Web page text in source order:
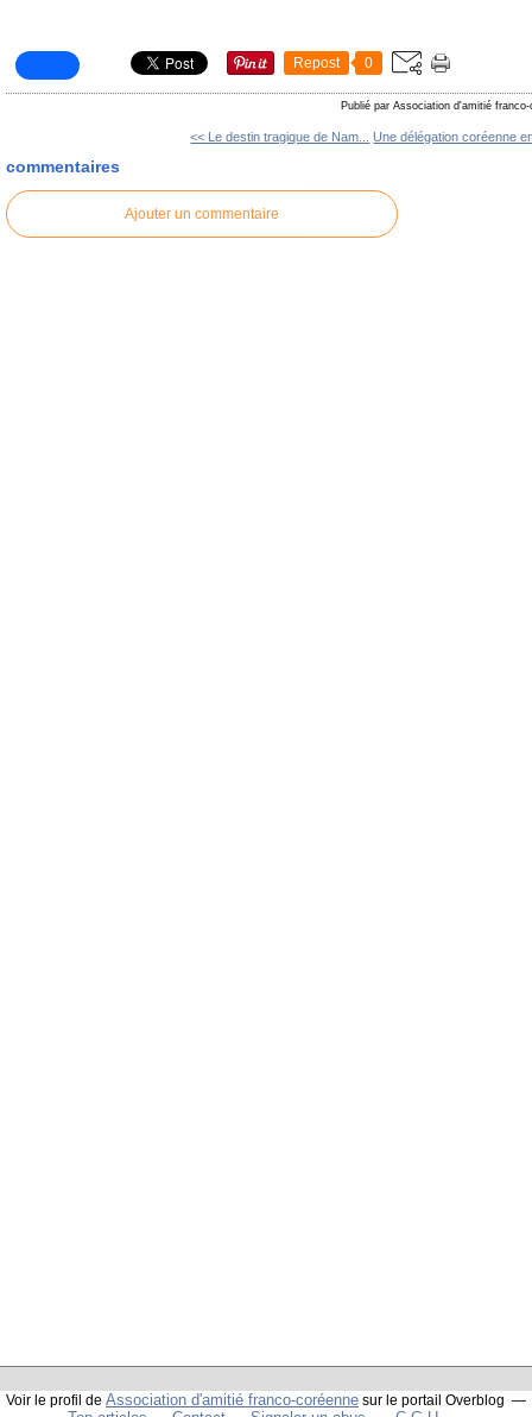
Repost 0
Publié par Association d'amitié franco-
<< Le destin tragique de Nam... Une délégation coréenne
commentaires
Ajouter un commentaire
Voir le profil de Association d'amitié franco-coréenne sur le portail Overblog